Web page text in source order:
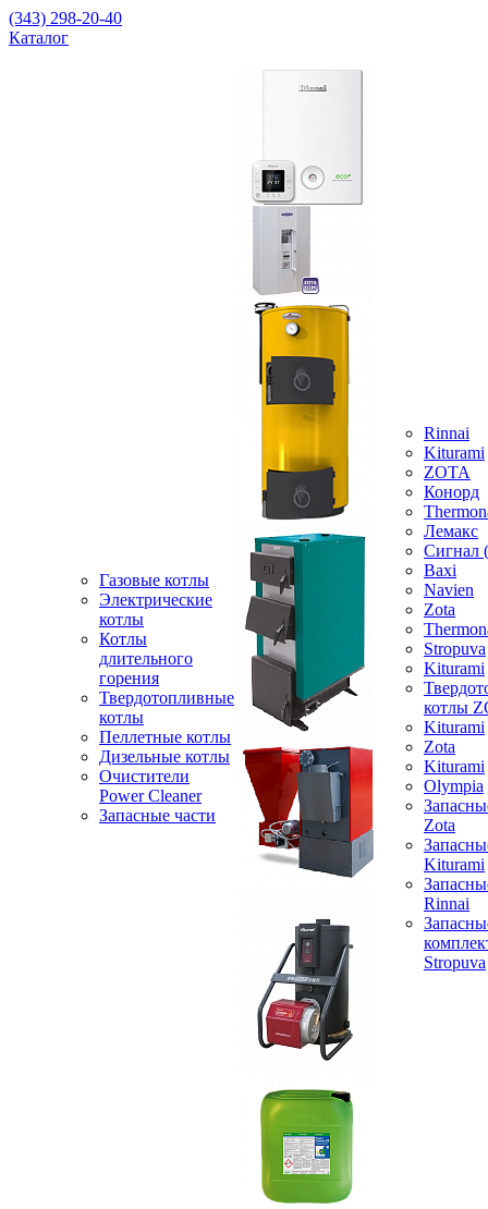
(343) 298-20-40
Каталог
Газовые котлы
Электрические
котлы
Котлы
длительного
горения
Твердотопливные
котлы
Пеллетные котлы
Дизельные котлы
Очистители
Power Cleaner
Запасные части
Rinnai
Kiturami
ZOTA
Конорд
Лемакс
Baxi
Navien
Zota
Stropuva
Kiturami
котлы
Kiturami
Zota
Kiturami
Olympia
Zota
Kiturami
Rinnai
Stropuva